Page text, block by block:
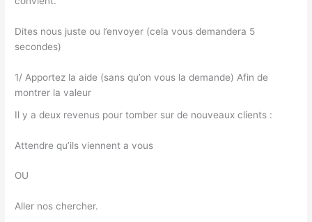
Dites nous juste ou l’envoyer (cela vous demandera 5
secondes)
1/ Apportez la aide (sans qu’on vous la demande) Afin de
montrer la valeur
Il y a deux revenus pour tomber sur de nouveaux clients :
Attendre qu’ils viennent a vous
OU
Aller nos chercher.